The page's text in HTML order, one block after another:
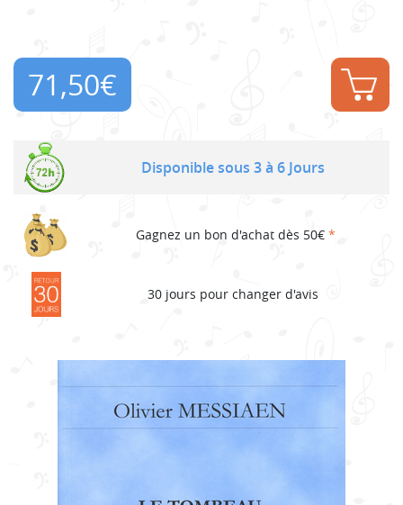
71,50€
Disponible sous 3 à 6 Jours
Gagnez un bon d'achat dès 50€ *
30 jours pour changer d'avis